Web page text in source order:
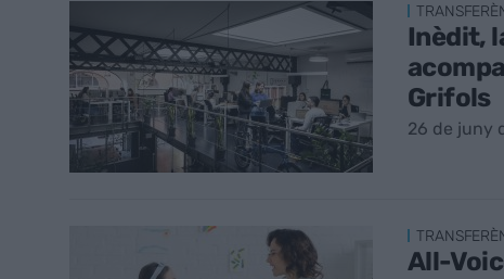
Inèdit,
Grifols
26 de juny
All-